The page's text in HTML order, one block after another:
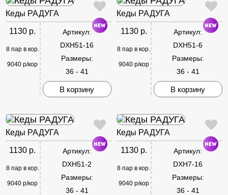
Кеды РАДУГА
1130 р.
8 пар в кор.
9040 р/кор
Артикул:
DXH51-16
Размеры:
36 - 41
В корзину
Кеды РАДУГА
1130 р.
8 пар в кор.
9040 р/кор
Артикул:
DXH51-6
Размеры:
36 - 41
В корзину
Кеды РАДУГА
1130 р.
8 пар в кор.
9040 р/кор
Артикул:
DXH51-2
Размеры:
36 - 41
Кеды РАДУГА
1130 р.
8 пар в кор.
9040 р/кор
Артикул:
DXH7-16
Размеры:
36 - 41